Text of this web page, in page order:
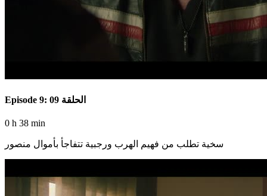
Episode 9: الحلقة 09
0 h 38 min
سخية تطلب من فهيم الهرب ورجبية تتفاجأ بأموال منصور